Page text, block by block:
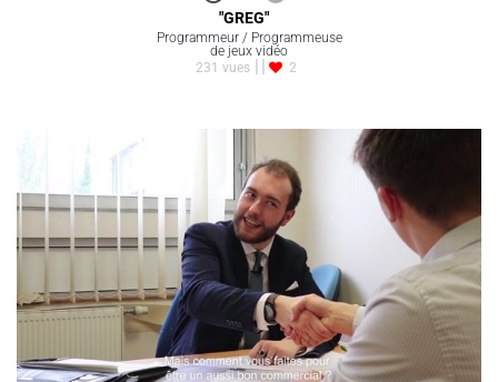
"GREG"
Programmeur / Programmeuse
de jeux vidéo
231 vues
2